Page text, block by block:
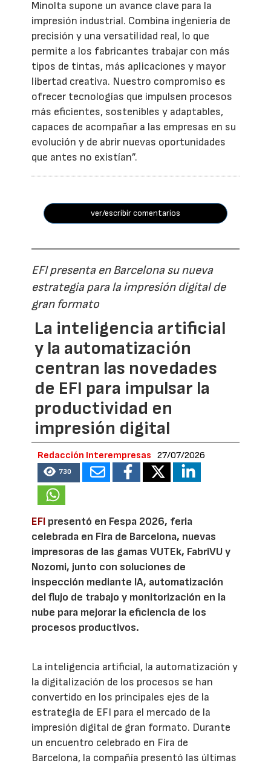
Minolta supone un avance clave para la
impresión industrial. Combina ingeniería de
precisión y una versatilidad real, lo que
permite a los fabricantes trabajar con más
tipos de tintas, más aplicaciones y mayor
libertad creativa. Nuestro compromiso es
ofrecer tecnologías que impulsen procesos
más eficientes, sostenibles y adaptables,
capaces de acompañar a las empresas en su
evolución y de abrir nuevas oportunidades
que antes no existían”.
ver/escribir comentarios
EFI presenta en Barcelona su nueva
estrategia para la impresión digital de
gran formato
La inteligencia artificial
y la automatización
centran las novedades
de EFI para impulsar la
productividad en
impresión digital
Redacción Interempresas 27/07/2026
730
EFI presentó en Fespa 2026, feria
celebrada en Fira de Barcelona, nuevas
impresoras de las gamas VUTEk, FabriVU y
Nozomi, junto con soluciones de
inspección mediante IA, automatización
del flujo de trabajo y monitorización en la
nube para mejorar la eficiencia de los
procesos productivos.
La inteligencia artificial, la automatización y
la digitalización de los procesos se han
convertido en los principales ejes de la
estrategia de EFI para el mercado de la
impresión digital de gran formato. Durante
un encuentro celebrado en Fira de
Barcelona, la compañía presentó las últimas